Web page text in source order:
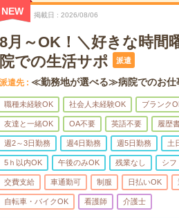
NEW 掲載日 2026/08/06
8月～OK！＼好きな時間
院での生活サポ
派遣
派遣先 ≪勤務地が選べる≫病院でのお仕
職種未経験OK 社会人未経験OK ブランク
友達と一緒OK OA不要 英語不要 履歴
週2～3日勤務 週4日勤務 週5日勤務 土
5ｈ以内OK 午後のみOK 残業なし シフ
交費支給 車通勤可 制服 日払いOK
自転車・バイクOK 看護師 介護士